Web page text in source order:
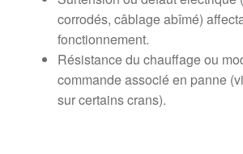
corrodés, câblage abîmé)
fonctionnement.
Résistance du chauffage ou
commande associé en panne
sur certains crans).